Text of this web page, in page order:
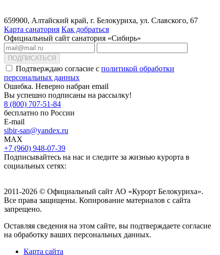
659900, Алтайский край, г. Белокуриха, ул. Славского, 67
Карта санатория Как добраться
Официальный сайт санатория «Сибирь»
ПОДПИСАТЬСЯ
Подтверждаю согласие с политикой обработки
персональных данных
Ошибка. Неверно набран email
Вы успешно подписаны на рассылку!
8 (800) 707-51-84
бесплатно по России
E-mail
sibir-san@yandex.ru
MAX
+7 (960) 948-07-39
Подписывайтесь на нас и следите за жизнью курорта в
социальных сетях:
2011-2026 © Официальный сайт АО «Курорт Белокуриха».
Все права защищены. Копирование материалов с сайта
запрещено.
Оставляя сведения на этом сайте, вы подтверждаете согласие
на обработку ваших персональных данных.
Карта сайта